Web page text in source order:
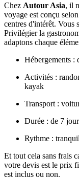
Chez Autour Asia, il
voyage est conçu
centres d'intérêt. Vous
Privilégier la
adaptons chaque
Hébergements :
Activités :
kayak
Transport :
Durée : de 7
Rythme :
Et tout cela sans frais
votre devis est le prix
est inclus ou non.